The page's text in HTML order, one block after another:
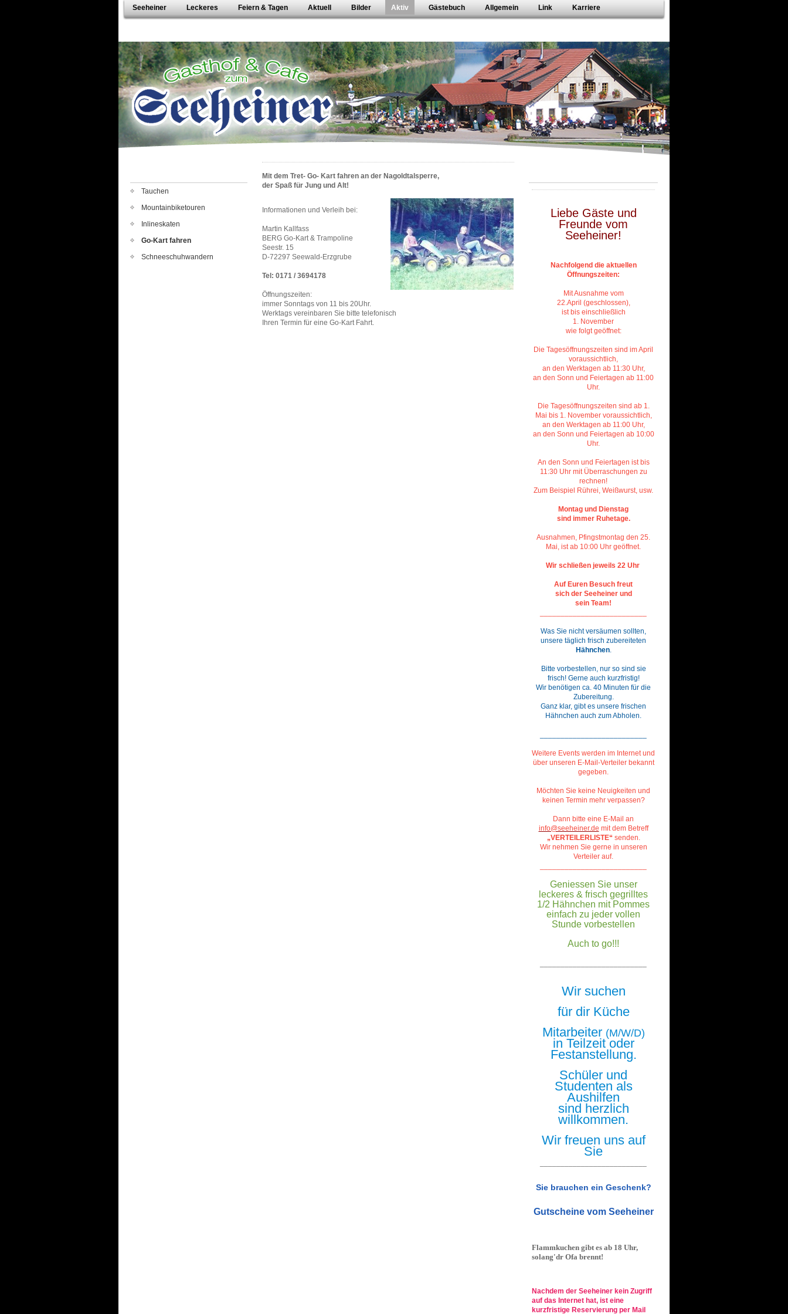
Seeheiner Leckeres Feiern & Tagen Aktuell Bilder Aktiv Gästebuch Allgemein Link Karriere
Tauchen
Mountainbiketouren
Inlineskaten
Go-Kart fahren
Schneeschuhwandern
Mit dem Tret- Go- Kart fahren an der Nagoldtalsperre,
der Spaß für Jung und Alt!
Informationen und Verleih bei:
Martin Kallfass
BERG Go-Kart & Trampoline
Seestr. 15
D-72297 Seewald-Erzgrube
Tel: 0171 / 3694178
Öffnungszeiten:
immer Sonntags von 11 bis 20Uhr.
Werktags vereinbaren Sie bitte telefonisch
Ihren Termin für eine Go-Kart Fahrt.
Liebe Gäste und
Freunde vom
Seeheiner!
Nachfolgend die aktuellen
Öffnungszeiten:
Mit Ausnahme vom
22.April (geschlossen),
istbis einschließlich
1. November
wie folgt geöffnet:
Die Tagesöffnungszeiten sind im April
voraussichtlich,
an den Werktagen ab 11:30 Uhr,
an den Sonn und Feiertagen ab 11:00
Uhr.
Die Tagesöffnungszeiten sind ab 1.
Mai bis 1. November voraussichtlich,
an den Werktagen ab 11:00 Uhr,
an den Sonn und Feiertagen ab 10:00
Uhr.
An den Sonn und Feiertagen ist bis
11:30 Uhr mit Überraschungen zu
rechnen!
Zum Beispiel Rührei, Weißwurst, usw.
Montag und Dienstag
sind immer Ruhetage.
Ausnahmen, Pfingstmontag den 25.
Mai, ist ab 10:00 Uhr geöffnet.
Wir schließen jeweils 22 Uhr
Auf Euren Besuch freut
sich der Seeheiner und
sein Team!
Was Sie nicht versäumen sollten,
unsere täglich frisch zubereiteten
Hähnchen.
Bitte vorbestellen, nur so sind sie
frisch! Gerne auch kurzfristig!
Wir benötigen ca. 40 Minuten für die
Zubereitung.
Ganz klar, gibt es unsere frischen
Hähnchen auch zum Abholen.
Weitere Events werden im Internet und
über unseren E-Mail-Verteiler bekannt
gegeben.
Möchten Sie keine Neuigkeiten und
keinen Termin mehr verpassen?
Dann bitte eine E-Mail an
info@seeheiner.de mit dem Betreff
„VERTEILERLISTE“ senden.
Wir nehmen Sie gerne in unseren
Verteiler auf.
Geniessen Sie unser
leckeres & frisch gegrilltes
1/2 Hähnchen mit Pommes
einfach zu jeder vollen
Stunde vorbestellen
Auch to go!!!
Wir suchen
für dir Küche
Mitarbeiter (M/W/D)
in Teilzeit oder
Festanstellung.
Schüler und
Studenten als
Aushilfen
sind herzlich
willkommen.
Wir freuen uns auf
Sie
Sie brauchen ein Geschenk?
Gutscheine vom Seeheiner
Flammkuchen gibt es ab 18 Uhr,
solang'dr Ofa brennt!
Nachdem der Seeheiner kein Zugriff
auf das Internet hat, ist eine
kurzfristige Reservierung per Mail